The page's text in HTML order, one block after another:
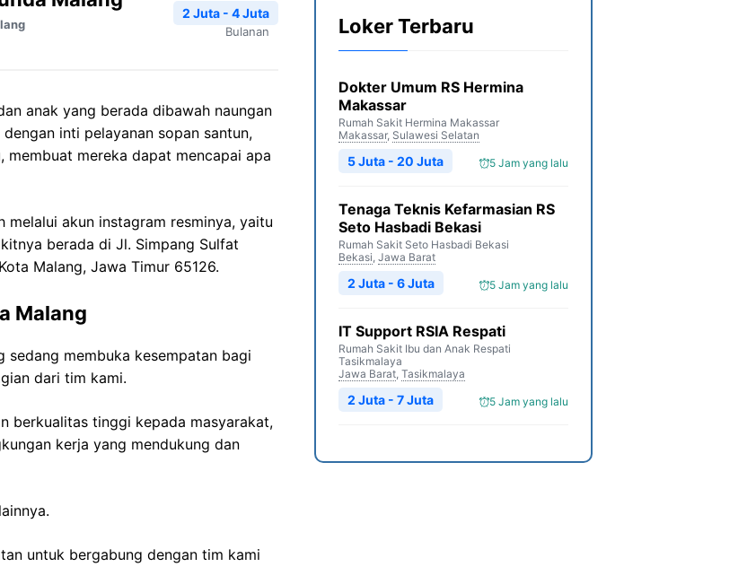
2 Juta - 4 Juta
Bulanan
anak yang berada dibawah naungan
inti pelayanan sopan santun,
mereka dapat mencapai apa
melalui akun instagram resminya, yaitu
berada di Jl. Simpang Sulfat
Malang, Jawa Timur 65126.
Malang
sedang membuka kesempatan bagi
dari tim kami.
berkualitas tinggi kepada masyarakat,
kerja yang mendukung dan
untuk bergabung dengan tim kami
Loker Terbaru
Dokter Umum RS Hermina
Makassar
Rumah Sakit Hermina Makassar
Makassar, Sulawesi Selatan
5 Jam yang lalu
5 Juta - 20 Juta
Tenaga Teknis Kefarmasian RS
Seto Hasbadi Bekasi
Rumah Sakit Seto Hasbadi Bekasi
Bekasi, Jawa Barat
5 Jam yang lalu
2 Juta - 6 Juta
IT Support RSIA Respati
Rumah Sakit Ibu dan Anak Respati
Tasikmalaya
Jawa Barat, Tasikmalaya
5 Jam yang lalu
2 Juta - 7 Juta